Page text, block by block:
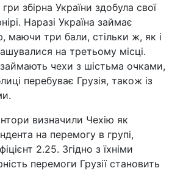
гри збірна України здобула свої
Наразі Україна займає
маючи три бали, стільки ж, як і
на третьому місці.
чехи з шістьма очками,
перебуває Грузія, також із
визначили Чехію як
на перемогу в групі,
2.25. Згідно з їхніми
перемоги Грузії становить